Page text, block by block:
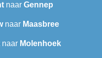
naar Gennep
naar Maasbree
naar Molenhoek